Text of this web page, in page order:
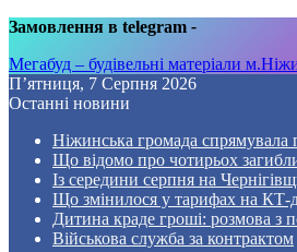
Замовлення в telegram -
Мегабуд – будівельні матеріали
П’ятниця, 7 Серпня 2026
Останні новини
Ніжинська громада
Що відомо про чотирьох
Із середини серпня на
Що змінилося у тарифах на КТ-
Дитина краде гроші: розмова з
Військова служба за контрактом